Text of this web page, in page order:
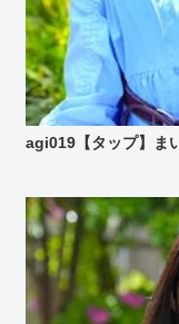
agi019【タップ】ま